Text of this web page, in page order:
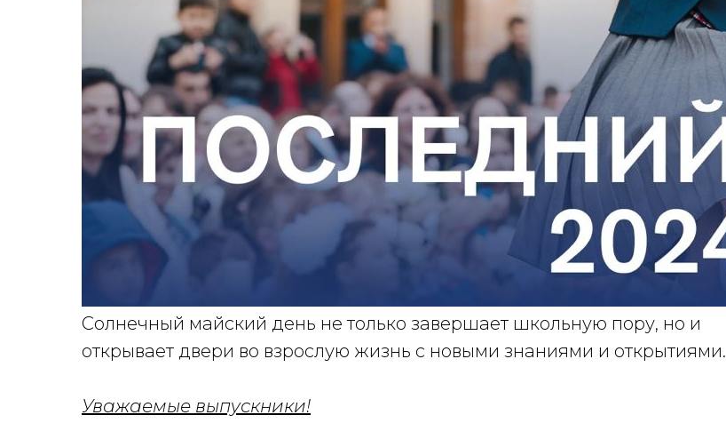
Солнечный майский день не только завершает школьную пору, но и
открывает двери во взрослую жизнь с новыми знаниями и открытиями.
Уважаемые выпускники!